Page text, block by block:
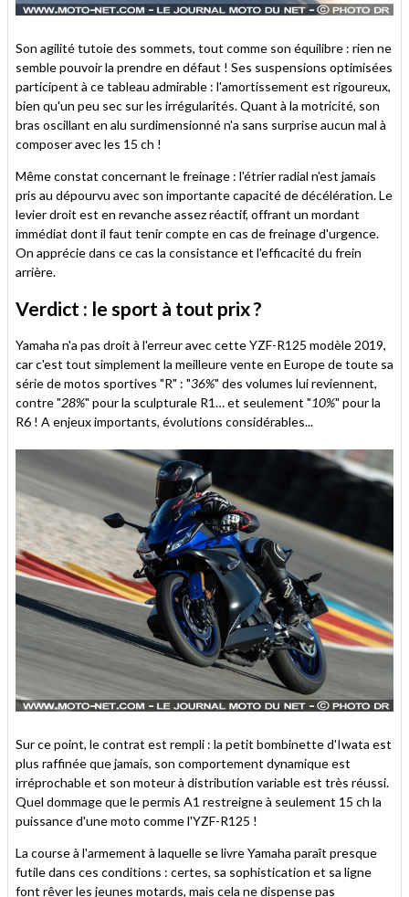
Son agilité tutoie des sommets, tout comme son équilibre : rien ne
semble pouvoir la prendre en défaut ! Ses suspensions optimisées
participent à ce tableau admirable : l'amortissement est rigoureux,
bien qu'un peu sec sur les irrégularités. Quant à la motricité, son
bras oscillant en alu surdimensionné n'a sans surprise aucun mal à
composer avec les 15 ch !
Même constat concernant le freinage : l'étrier radial n'est jamais
pris au dépourvu avec son importante capacité de décélération. Le
levier droit est en revanche assez réactif, offrant un mordant
immédiat dont il faut tenir compte en cas de freinage d'urgence.
On apprécie dans ce cas la consistance et l'efficacité du frein
arrière.
Verdict : le sport à tout prix ?
Yamaha n'a pas droit à l'erreur avec cette YZF-R125 modèle 2019,
car c'est tout simplement la meilleure vente en Europe de toute sa
série de motos sportives "R" : "36%" des volumes lui reviennent,
contre "28%" pour la sculpturale R1… et seulement "10%" pour la
R6 ! A enjeux importants, évolutions considérables...
Sur ce point, le contrat est rempli : la petit bombinette d'Iwata est
plus raffinée que jamais, son comportement dynamique est
irréprochable et son moteur à distribution variable est très réussi.
Quel dommage que le permis A1 restreigne à seulement 15 ch la
puissance d'une moto comme l'YZF-R125 !
La course à l'armement à laquelle se livre Yamaha paraît presque
futile dans ces conditions : certes, sa sophistication et sa ligne
font rêver les jeunes motards, mais cela ne dispense pas